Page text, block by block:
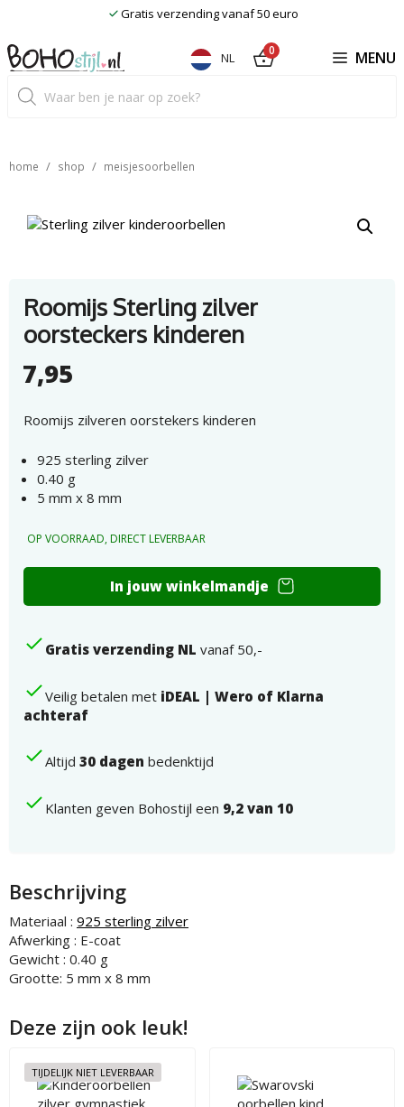
de
inhoud
Gratis verzending vanaf 50 euro
zoeken
NL 0 MENU
home / shop / meisjesoorbellen
Roomijs Sterling zilver
oorsteckers kinderen
7,95
Roomijs zilveren oorstekers kinderen
925 sterling zilver
0.40 g
5 mm x 8 mm
OP VOORRAAD, DIRECT LEVERBAAR
Roomijs
kinderen
In jouw winkelmandje
Gratis verzending NL vanaf 50,-
Veilig betalen met iDEAL | Wero of Klarna
achteraf
Altijd 30 dagen bedenktijd
Klanten geven Bohostijl een 9,2 van 10
Beschrijving
Materiaal : 925 sterling zilver
Afwerking : E-coat
Gewicht : 0.40 g
Grootte: 5 mm x 8 mm
Deze zijn ook leuk!
TIJDELIJK NIET LEVERBAAR